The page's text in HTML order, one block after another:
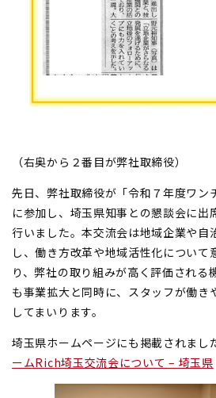
（右奥から２番目が弊社取締役）
先日、弊社取締役が「令和７年度ワン
に参加し、埼玉県知事との懇談会に出
行いました。本交流会は地域企業や自
し、働き方改革や地域活性化について
り、弊社の取り組みが高く評価される
も事業拡大と同時に、スタッフが働き
してまいります。
埼玉県ホームページにも掲載されまし
ームRich埼玉交流会について – 埼玉県